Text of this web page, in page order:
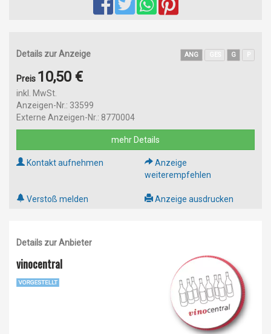
Details zur Anzeige ANG G
Preis 10,50 €
inkl. MwSt.
Anzeigen-Nr.: 33599
Externe Anzeigen-Nr.: 8770004
mehr Details
Kontakt aufnehmen
Anzeige
weiterempfehlen
Verstoß melden Anzeige ausdrucken
Details zur Anbieter
vinocentral